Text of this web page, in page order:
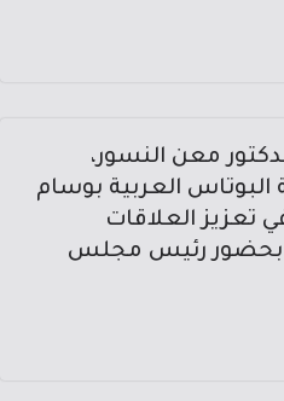
معن النسور،
البوتاس العربية بوسام
تعزيز العلاقات
بحضور رئيس مجلس